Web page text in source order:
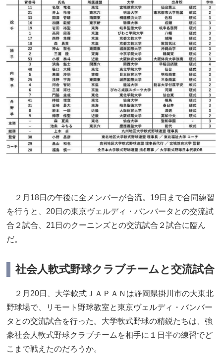
２月18日の午後に全メンバーが合流。19日まで合同練習
を行うと、20日の東京ヴェルディ・バンバータとの交流試
合２試合、21日のクーニンズとの交流試合２試合に臨ん
だ。
社会人軟式野球クラブチームと交流試合
２月20日、大学軟式ＪＡＰＡＮは静岡県掛川市の大東北
野球場で、リモート野球教室と東京ヴェルディ・バンバー
タとの交流試合を行った。大学軟式野球の精鋭たちは、強
豪社会人軟式野球クラブチームを相手に１日半の練習でど
こまで戦えたのだろうか。